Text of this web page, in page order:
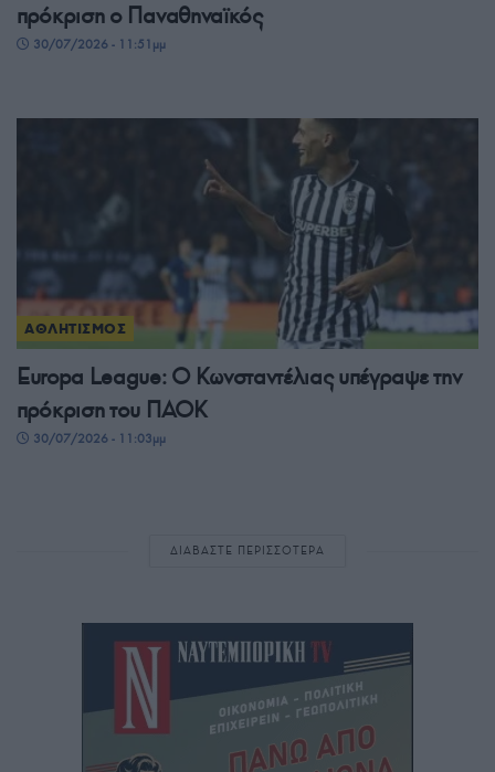
πρόκριση ο Παναθηναϊκός
30/07/2026 - 11:51μμ
ΑΘΛΗΤΙΣΜΟΣ
Europa League: Ο Κωνσταντέλιας υπέγραψε την
πρόκριση του ΠΑΟΚ
30/07/2026 - 11:03μμ
ΔΙΑΒΑΣΤΕ ΠΕΡΙΣΣΟΤΕΡΑ